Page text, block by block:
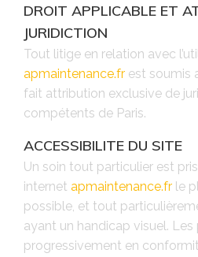
DROIT APPLICABLE ET
JURIDICTION
Tout litige en relation avec
apmaintenance.fr est soumis
fait attribution exclusive de
compétents de Paris.
ACCESSIBILITE DU SITE
Un soin tout particulier est
internet apmaintenance.fr le
possible, et tout
ayant un handicap visuel.
progressivement en